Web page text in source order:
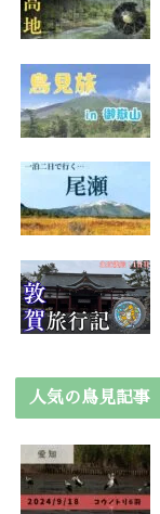
人気の鳥見記事